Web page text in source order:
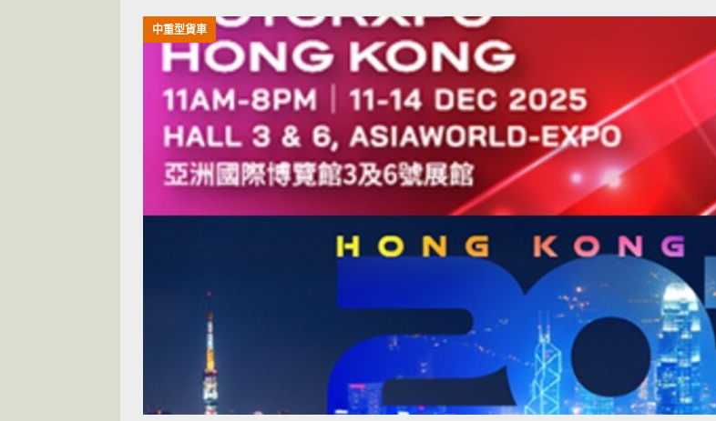
[ 2026-06-12 ] 「香港車仔展2026」再嚟喇
汽車模型玩具
[ 2026-06-08 ] 新加坡組屋區輕型商用車停車場減租
[ 2026-06-08 ]
UBER 香港七宗罪之「第七宗罪」一切禍源，由抽盲盒開始
交
[ 2026-05-28 ]
UBER 香港七宗罪之「第六宗罪」愛回家唔止回唔到家 跣司機勁過
世紀一跣
交通評論
[ 2026-05-28 ] UBER 香港七宗罪之「第五宗罪」金鋼箍五花大綁 司機哽唔落都要
[ 2026-05-27 ] 【英國】政府開放申請投入自動駕駛客運車輛服務業
運輸政策
UBER 香港七宗罪之「第四宗罪」Mission Impossible 但 Uber 唔
荃灣路荔景新出口日日撞，預咗㗎啦 交通評論
中重型貨車